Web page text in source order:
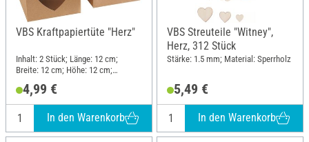
VBS Kraftpapiertüte "Herz"
Inhalt: 2 Stück; Länge: 12 cm;
Breite: 12 cm; Höhe: 12 cm;
4,99 €
In den Warenkorb
VBS Streuteile "Witney",
Herz, 312 Stück
Stärke: 1.5 mm; Material: Sperrholz
5,49 €
In den Warenkorb